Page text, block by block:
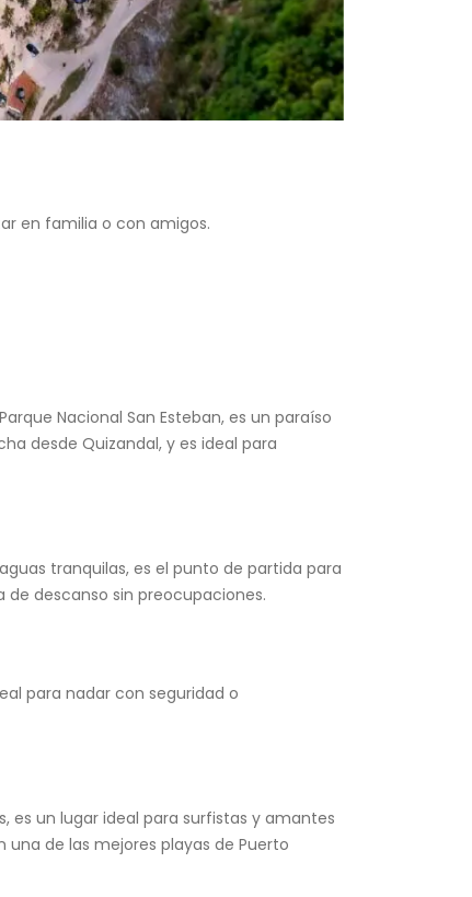
en familia o con amigos.
Nacional San Esteban, es un paraíso
desde Quizandal, y es ideal para
tranquilas, es el punto de partida para
descanso sin preocupaciones.
para nadar con seguridad o
es un lugar ideal para surfistas y amantes
de las mejores playas de Puerto